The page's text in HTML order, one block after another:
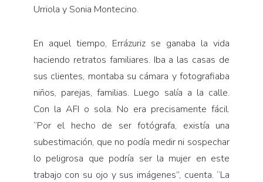
Urriola y Sonia Montecino.
En aquel tiempo, Errázuriz se ganaba la vida
haciendo retratos familiares. Iba a las casas de
sus clientes, montaba su cámara y fotografiaba
niños, parejas, familias. Luego salía a la calle.
Con la AFI o sola. No era precisamente fácil.
“Por el hecho de ser fotógrafa, existía una
subestimación, que no podía medir ni sospechar
lo peligrosa que podría ser la mujer en este
trabajo con su ojo y sus imágenes”, cuenta. “La